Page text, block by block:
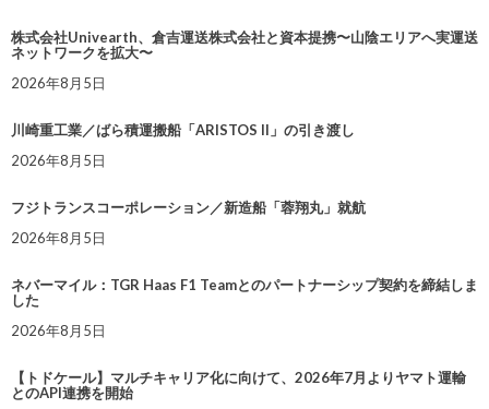
株式会社Univearth、倉吉運送株式会社と資本提携〜山陰エリアへ実運送
ネットワークを拡大〜
2026年8月5日
川崎重工業／ばら積運搬船「ARISTOS II」の引き渡し
2026年8月5日
フジトランスコーポレーション／新造船「蓉翔丸」就航
2026年8月5日
ネバーマイル：TGR Haas F1 Teamとのパートナーシップ契約を締結しま
した
2026年8月5日
【トドケール】マルチキャリア化に向けて、2026年7月よりヤマト運輸
とのAPI連携を開始